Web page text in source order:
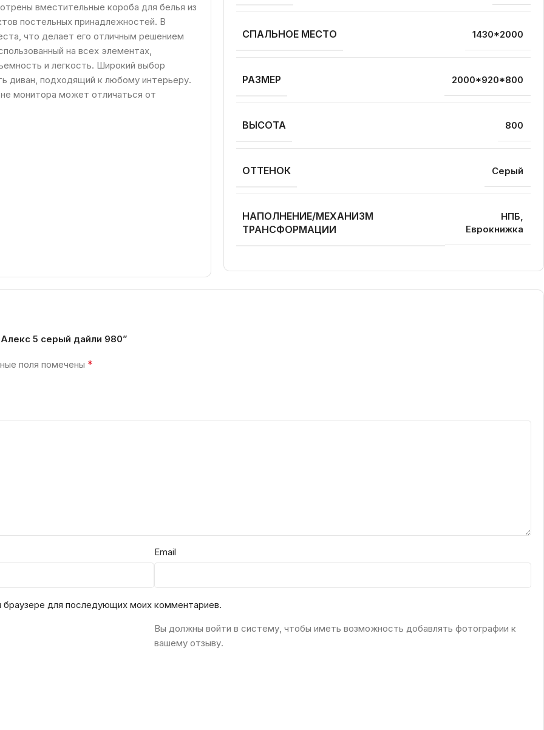
вместительные короба для белья из
постельных принадлежностей. В
что делает его отличным решением
на всех элементах,
и легкость. Широкий выбор
диван, подходящий к любому интерьеру.
монитора может отличаться от
СПАЛЬНОЕ МЕСТО 1430*2000
РАЗМЕР 2000*920*800
ВЫСОТА 800
ОТТЕНОК Серый
НАПОЛНЕНИЕ/МЕХАНИЗМ
ТРАНСФОРМАЦИИ
НПБ,
Еврокнижка
5 серый дайли 980”
поля помечены *
Email
для последующих моих комментариев.
Вы должны войти в систему, чтобы иметь возможность добавлять фотографии к
вашему отзыву.